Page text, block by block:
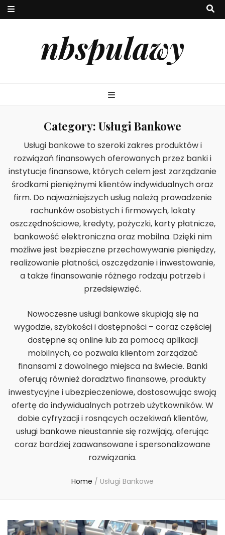
nbspulawy
Category: Usługi Bankowe
Usługi bankowe to szeroki zakres produktów i
rozwiązań finansowych oferowanych przez banki i
instytucje finansowe, których celem jest zarządzanie
środkami pieniężnymi klientów indywidualnych oraz
firm. Do najważniejszych usług należą prowadzenie
rachunków osobistych i firmowych, lokaty
oszczędnościowe, kredyty, pożyczki, karty płatnicze,
bankowość elektroniczna oraz mobilna. Dzięki nim
możliwe jest bezpieczne przechowywanie pieniędzy,
realizowanie płatności, oszczędzanie i inwestowanie,
a także finansowanie różnego rodzaju potrzeb i
przedsięwzięć.
Nowoczesne usługi bankowe skupiają się na
wygodzie, szybkości i dostępności – coraz częściej
dostępne są online lub za pomocą aplikacji
mobilnych, co pozwala klientom zarządzać
finansami z dowolnego miejsca na świecie. Banki
oferują również doradztwo finansowe, produkty
inwestycyjne i ubezpieczeniowe, dostosowując swoją
ofertę do indywidualnych potrzeb użytkowników. W
dobie cyfryzacji i rosnących oczekiwań klientów,
usługi bankowe nieustannie się rozwijają, oferując
coraz bardziej zaawansowane i spersonalizowane
rozwiązania.
Home / Usługi Bankowe